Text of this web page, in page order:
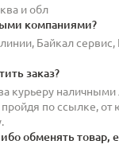
и обл
компаниями?
Байкал сервис,
заказ?
курьеру наличными
по ссылке, от
обменять товар,